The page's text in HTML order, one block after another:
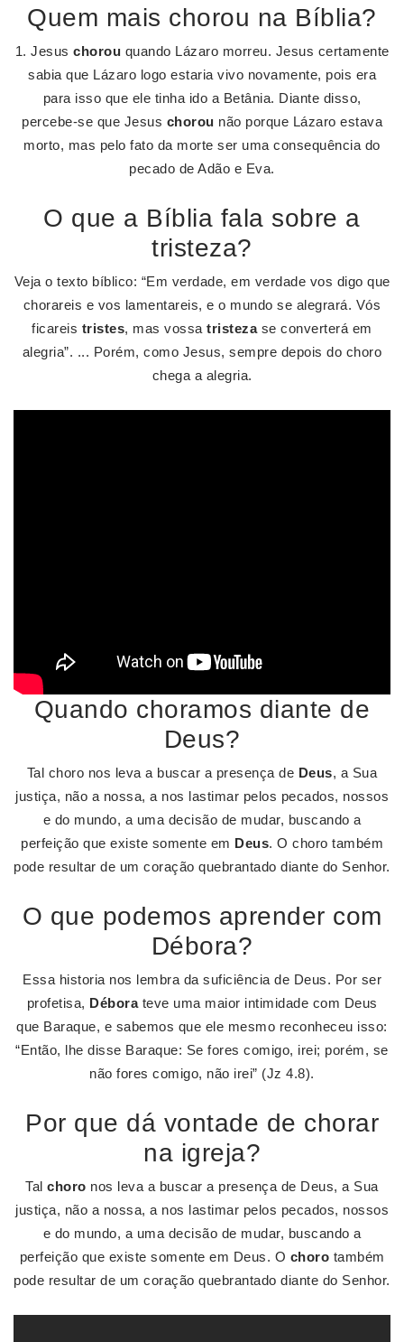
Quem mais chorou na Bíblia?
1. Jesus chorou quando Lázaro morreu. Jesus certamente
sabia que Lázaro logo estaria vivo novamente, pois era
para isso que ele tinha ido a Betânia. Diante disso,
percebe-se que Jesus chorou não porque Lázaro estava
morto, mas pelo fato da morte ser uma consequência do
pecado de Adão e Eva.
O que a Bíblia fala sobre a
tristeza?
Veja o texto bíblico: “Em verdade, em verdade vos digo que
chorareis e vos lamentareis, e o mundo se alegrará. Vós
ficareis tristes, mas vossatristezase converterá em
alegria”. ... Porém, como Jesus, sempre depois do choro
chega a alegria.
Quando choramos diante de
Deus?
Tal choro nos leva a buscar a presença de Deus, a Sua
justiça, não a nossa, a nos lastimar pelos pecados, nossos
e do mundo, a uma decisão de mudar, buscando a
perfeição que existe somente em Deus. O choro também
pode resultar de um coração quebrantado diante do Senhor.
O que podemos aprender com
Débora?
Essa historia nos lembra da suficiência de Deus. Por ser
profetisa, Déborateve uma maior intimidade com Deus
que Baraque, e sabemos que ele mesmo reconheceu isso:
“Então, lhe disse Baraque: Se fores comigo, irei; porém, se
não fores comigo, não irei” (Jz 4.8).
Por que dá vontade de chorar
na igreja?
Talchoro nos leva a buscar a presença de Deus, a Sua
justiça, não a nossa, a nos lastimar pelos pecados, nossos
e do mundo, a uma decisão de mudar, buscando a
perfeição que existe somente em Deus. O choro também
pode resultar de um coração quebrantado diante do Senhor.